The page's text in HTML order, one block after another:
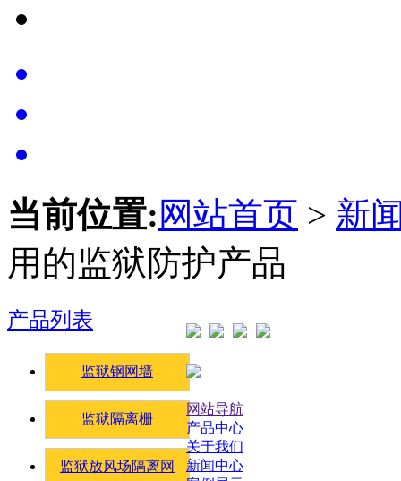
当前位置: 网站首页 > 新
用的监狱防护产品
产品列表
监狱钢网墙
监狱隔离栅
监狱放风场隔离网
网站导航
产品中心
关于我们
新闻中心